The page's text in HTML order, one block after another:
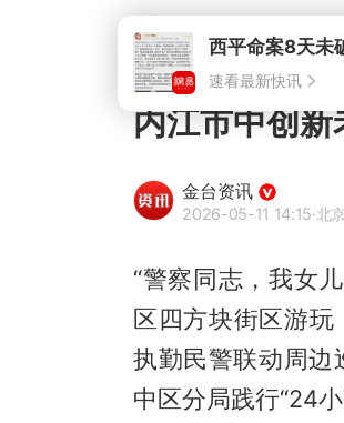
内江市中创
金台资讯
2026-05-11 14:15·北京
“警察同志，我女
区四方块街区游
执勤民警联动周边
中区分局践行“24